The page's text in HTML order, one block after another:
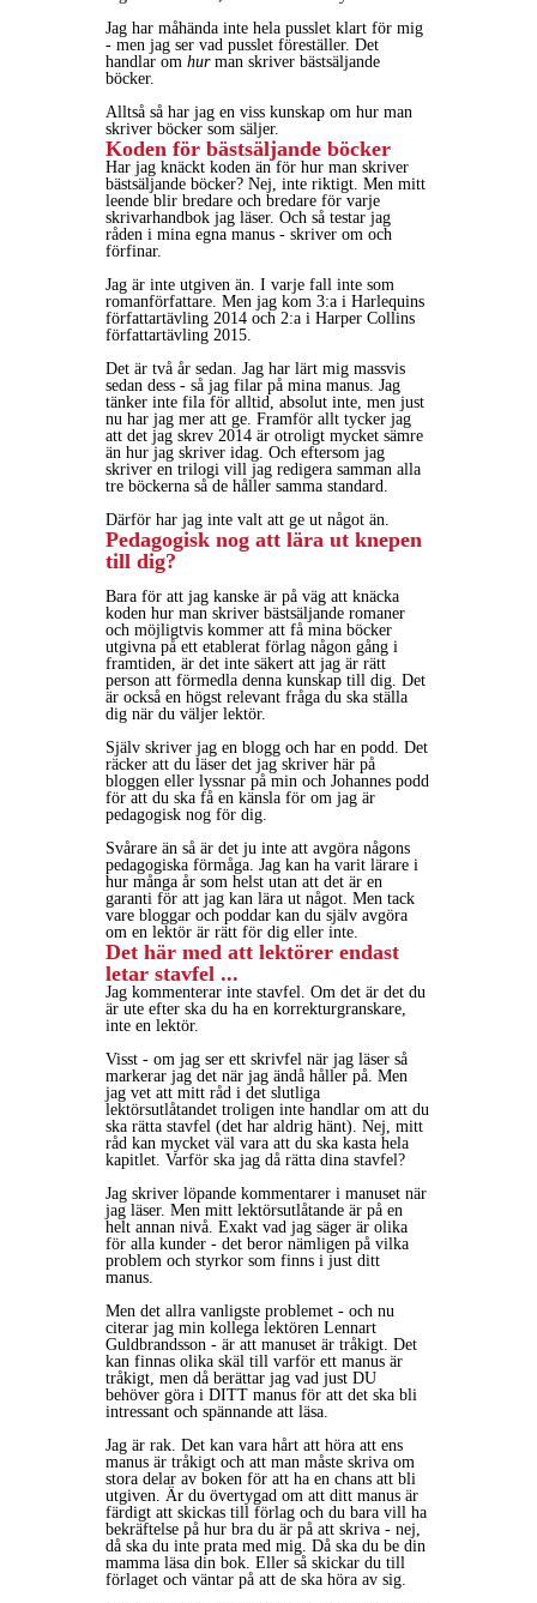
Jag har måhända inte hela pusslet klart för mig
- men jag ser vad pusslet föreställer. Det
handlar om hurman skriver bästsäljande
böcker.
Alltså så har jag en viss kunskap om hur man
skriver böcker som säljer.
Koden för bästsäljande böcker
Har jag knäckt koden än för hur man skriver
bästsäljande böcker? Nej, inte riktigt. Men mitt
leende blir bredare och bredare för varje
skrivarhandbok jag läser. Och så testar jag
råden i mina egna manus - skriver om och
förfinar.
Jag är inte utgiven än. I varje fall inte som
romanförfattare. Men jag kom 3:a i Harlequins
författartävling 2014 och 2:a i Harper Collins
författartävling 2015.
Det är två år sedan. Jag har lärt mig massvis
sedan dess - så jag filar på mina manus. Jag
tänker inte fila för alltid, absolut inte, men just
nu har jag mer att ge. Framför allt tycker jag
att det jag skrev 2014 är otroligt mycket sämre
än hur jag skriver idag. Och eftersom jag
skriver en trilogi vill jag redigera samman alla
tre böckerna så de håller samma standard.
Därför har jag inte valt att ge ut något än.
Pedagogisk nog att lära ut knepen
till dig?
Bara för att jag kanske är på väg att knäcka
koden hur man skriver bästsäljande romaner
och möjligtvis kommer att få mina böcker
utgivna på ett etablerat förlag någon gång i
framtiden, är det inte säkert att jag är rätt
person att förmedla denna kunskap till dig. Det
är också en högst relevant fråga du ska ställa
dig när du väljer lektör.
Själv skriver jag en blogg och har en podd. Det
räcker att du läser det jag skriver här på
bloggen eller lyssnar på min och Johannes podd
för att du ska få en känsla för om jag är
pedagogisk nog för dig.
Svårare än så är det ju inte att avgöra någons
pedagogiska förmåga. Jag kan ha varit lärare i
hur många år som helst utan att det är en
garanti för att jag kan lära ut något. Men tack
vare bloggar och poddar kan du själv avgöra
om en lektör är rätt för dig eller inte.
Det här med att lektörer endast
letar stavfel ...
Jag kommenterar inte stavfel. Om det är det du
är ute efter ska du ha en korrekturgranskare,
inte en lektör.
Visst - om jag ser ett skrivfel när jag läser så
markerar jag det när jag ändå håller på. Men
jag vet att mitt råd i det slutliga
lektörsutlåtandet troligen inte handlar om att du
ska rätta stavfel (det har aldrig hänt). Nej, mitt
råd kan mycket väl vara att du ska kasta hela
kapitlet. Varför ska jag då rätta dina stavfel?
Jag skriver löpande kommentarer i manuset när
jag läser. Men mitt lektörsutlåtande är på en
helt annan nivå. Exakt vad jag säger är olika
för alla kunder - det beror nämligen på vilka
problem och styrkor som finns i just ditt
manus.
Men det allra vanligste problemet - och nu
citerar jag min kollega lektören Lennart
Guldbrandsson - är att manuset är tråkigt. Det
kan finnas olika skäl till varför ett manus är
tråkigt, men då berättar jag vad just DU
behöver göra i DITT manus för att det ska bli
intressant och spännande att läsa.
Jag är rak. Det kan vara hårt att höra att ens
manus är tråkigt och att man måste skriva om
stora delar av boken för att ha en chans att bli
utgiven. Är du övertygad om att ditt manus är
färdigt att skickas till förlag och du bara vill ha
bekräftelse på hur bra du är på att skriva - nej,
då ska du inte prata med mig. Då ska du be din
mamma läsa din bok. Eller så skickar du till
förlaget och väntar på att de ska höra av sig.